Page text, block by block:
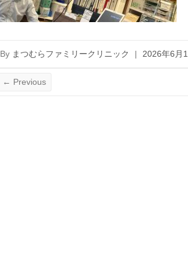
By まつむらファミリークリニック | 2026年6月
← Previous